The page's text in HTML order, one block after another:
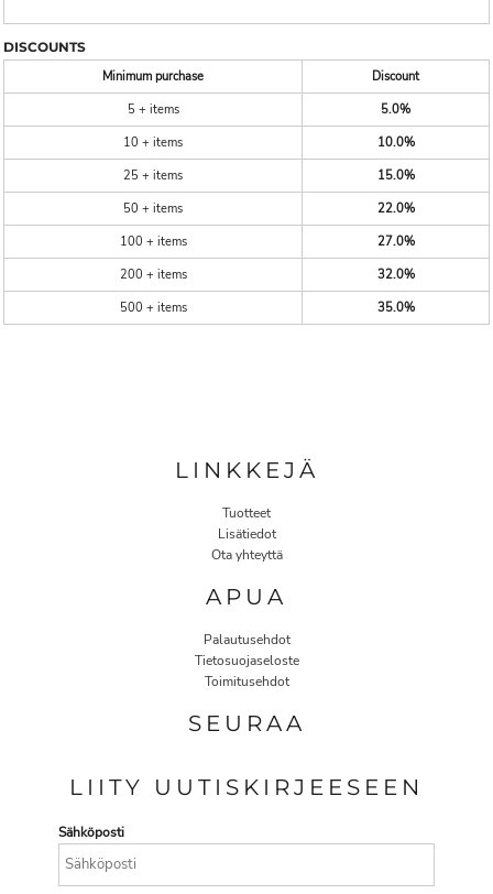
DISCOUNTS
Minimum purchase
Discount
5 + items
5.0%
10 + items
10.0%
25 + items
15.0%
50 + items
22.0%
100 + items
27.0%
200 + items
32.0%
500 + items
35.0%
LINKKEJÄ
Tuotteet
Lisätiedot
Ota yhteyttä
APUA
Palautusehdot
Tietosuojaseloste
Toimitusehdot
SEURAA
LIITY UUTISKIRJEESEEN
Sähköposti